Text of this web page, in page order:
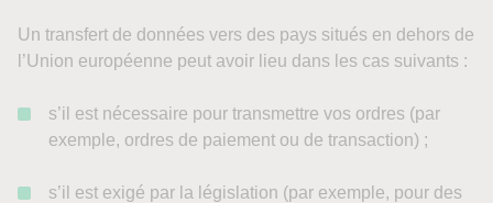
Un transfert de données vers des pays situés en dehors de
l’Union européenne peut avoir lieu dans les cas suivants :
s’il est nécessaire pour transmettre vos ordres (par
exemple, ordres de paiement ou de transaction) ;
s’il est exigé par la législation (par exemple, pour des